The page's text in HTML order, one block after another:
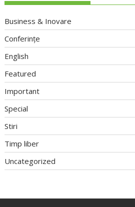
Business & Inovare
Conferințe
English
Featured
Important
Special
Stiri
Timp liber
Uncategorized